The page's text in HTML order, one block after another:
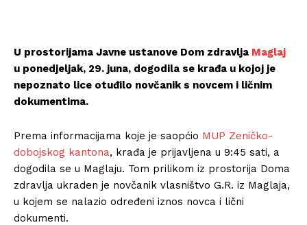
U prostorijama Javne ustanove Dom zdravlja Maglaj
u ponedjeljak, 29. juna, dogodila se krađa u kojoj je
nepoznato lice otuđilo novčanik s novcem i ličnim
dokumentima.
Prema informacijama koje je saopćio MUP Zeničko-
dobojskog kantona, krađa je prijavljena u 9:45 sati, a
dogodila se u Maglaju. Tom prilikom iz prostorija Doma
zdravlja ukraden je novčanik vlasništvo G.R. iz Maglaja,
u kojem se nalazio određeni iznos novca i lični
dokumenti.